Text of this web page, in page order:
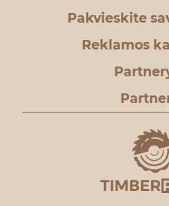
Pakvieskite
Reklamos